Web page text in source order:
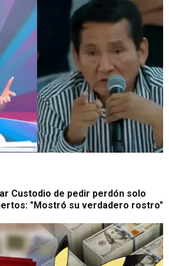
Custodio de pedir perdón solo
"Mostró su verdadero rostro"